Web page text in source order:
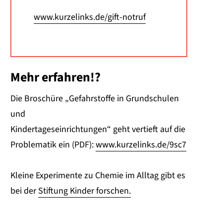
www.kurzelinks.de/gift-notruf
Mehr erfahren!?
Die Broschüre „Gefahrstoffe in Grundschulen
und
Kindertageseinrichtungen“ geht vertieft auf die
Problematik ein (PDF):www.kurzelinks.de/9sc7
Kleine Experimente zu Chemie im Alltag gibt es
bei derStiftung Kinder forschen.